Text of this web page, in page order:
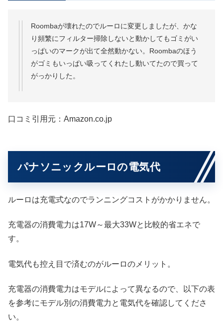
Roombaが壊れたのでルーロに変更しましたが、かな
り頻繁にフィルター掃除しないと動かしてもゴミがい
っぱいのマークが出て全然動かない。Roombaのほう
がゴミもいっぱい吸ってくれたし動いてたので買って
がっかりした。
口コミ引用元：Amazon.co.jp
パナソニックルーロの電気代
ルーロは充電式なのでランニングコストがかかりません。
充電器の消費電力は17W～最大33Wと比較的省エネで
す。
電気代も控え目で済むのがルーロのメリット。
充電器の消費電力はモデルによって異なるので、以下の表
を参考にモデル別の消費電力と電気代を確認してくださ
い。